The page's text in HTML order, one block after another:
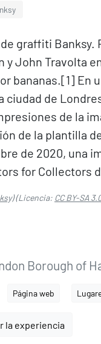
graffiti Banksy.
John Travolta
bananas.[1]​ En
ciudad de
de la
de la plantilla
de 2020, una
for Collectors
(Licencia: CC BY-SA
Borough of
Página web
la experiencia